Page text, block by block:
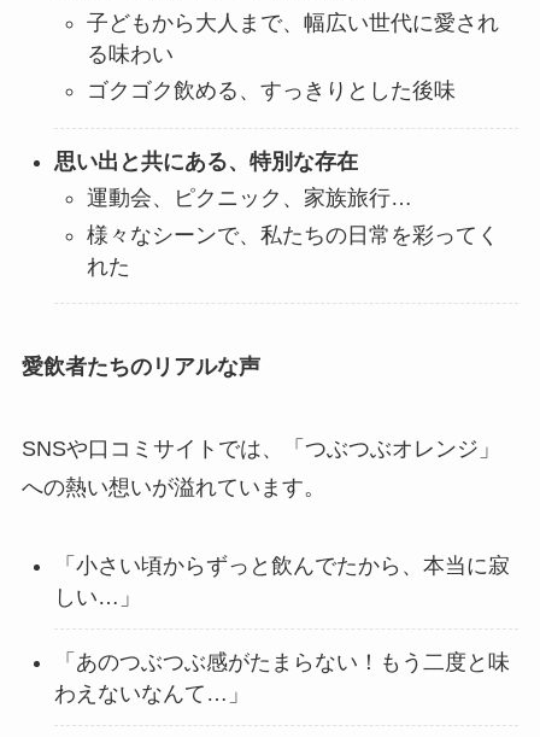
子どもから大人まで、幅広い世代に愛され
る味わい
ゴクゴク飲める、すっきりとした後味
思い出と共にある、特別な存在
運動会、ピクニック、家族旅行…
様々なシーンで、私たちの日常を彩ってく
れた
愛飲者たちのリアルな声
SNSや口コミサイトでは、「つぶつぶオレンジ」
への熱い想いが溢れています。
「小さい頃からずっと飲んでたから、本当に寂
しい…」
「あのつぶつぶ感がたまらない！もう二度と味
わえないなんて…」